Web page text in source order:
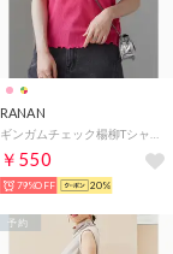
RANAN
￥550
79%OFF 20%
予約